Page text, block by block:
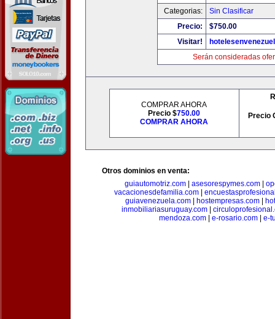
Categorias:
Sin Clasificar
Precio:
$750.00
Visitar!
Serán consideradas
COMPRAR AHORA
Precio $750.00
COMPRAR AHORA
Precio
Otros dominios en venta:
guiautomotriz.com| asesorespymes.com|
vacacionesdefamilia.com|
guiavenezuela.com| hostempresas.com|
inmobiliariasuruguay.com|
mendoza.com
e-rosario.com e-